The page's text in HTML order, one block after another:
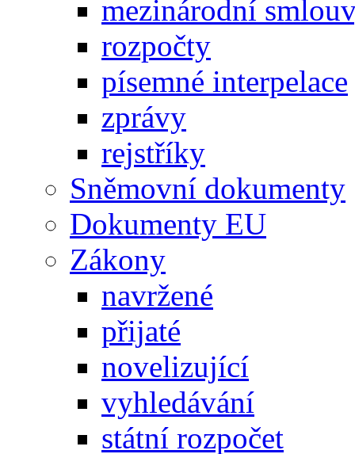
mezinárodní
rozpočty
písemné interpelace
zprávy
rejstříky
Sněmovní dokumenty
Dokumenty EU
Zákony
navržené
přijaté
novelizující
vyhledávání
státní rozpočet